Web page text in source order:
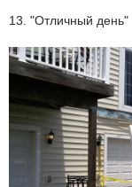
13. "Отличный день"